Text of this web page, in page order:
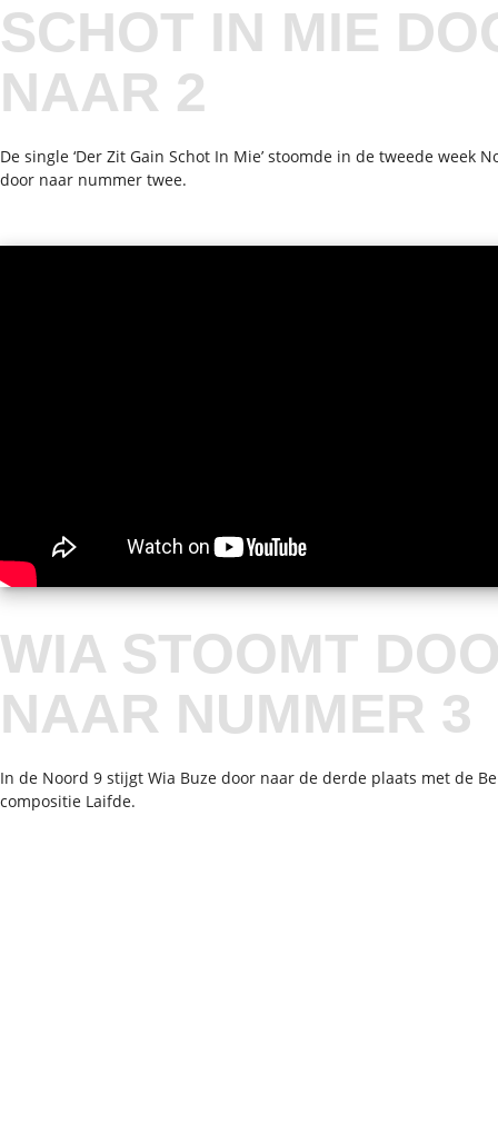
SCHOT IN MIE
NAAR 2
De single ‘Der Zit Gain Schot In Mie’ stoomde in de tweede week
door naar nummer twee.
WIA STOOMT
NAAR NUMMER 3
In de Noord 9 stijgt Wia Buze door naar de derde plaats met de
compositie Laifde.